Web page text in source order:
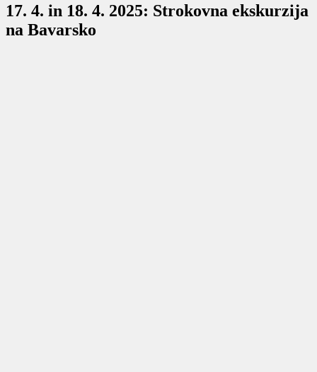
17. 4. in 18. 4. 2025: Strokovna ekskurzija
na Bavarsko